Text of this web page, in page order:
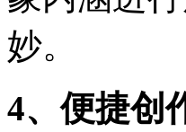
妙。
4、便捷创